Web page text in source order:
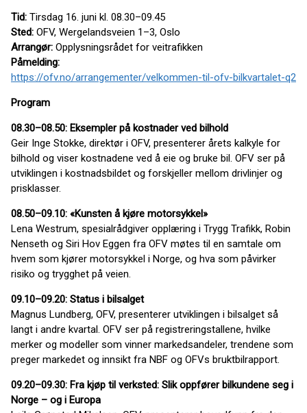
Tid: Tirsdag 16. juni kl. 08.30–09.45
Sted: OFV, Wergelandsveien 1–3, Oslo
Arrangør: Opplysningsrådet for veitrafikken
Påmelding:
https://ofv.no/arrangementer/velkommen-til-ofv-bilkvartalet-q2
Program
08.30–08.50: Eksempler på kostnader ved bilhold
Geir Inge Stokke, direktør i OFV, presenterer årets kalkyle for
bilhold og viser kostnadene ved å eie og bruke bil. OFV ser på
utviklingen i kostnadsbildet og forskjeller mellom drivlinjer og
prisklasser.
08.50–09.10: «Kunsten å kjøre motorsykkel»
Lena Westrum, spesialrådgiver opplæring i Trygg Trafikk, Robin
Nenseth og Siri Hov Eggen fra OFV møtes til en samtale om
hvem som kjører motorsykkel i Norge, og hva som påvirker
risiko og trygghet på veien.
09.10–09.20: Status i bilsalget
Magnus Lundberg, OFV, presenterer utviklingen i bilsalget så
langt i andre kvartal. OFV ser på registreringstallene, hvilke
merker og modeller som vinner markedsandeler, trendene som
preger markedet og innsikt fra NBF og OFVs bruktbilrapport.
09.20–09.30: Fra kjøp til verksted: Slik oppfører bilkundene seg i
Norge – og i Europa